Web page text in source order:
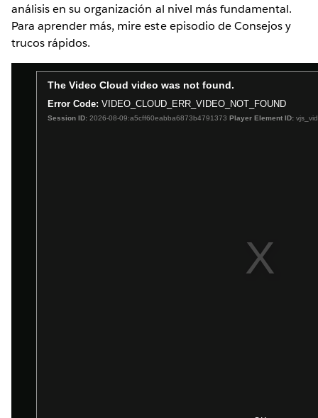
análisis en su organización al nivel más fundamental.
Para aprender más, mire este episodio de Consejos y
trucos rápidos.